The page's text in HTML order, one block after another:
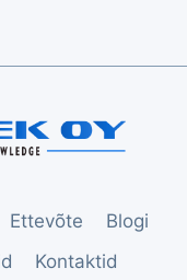
Ettevõte
Blogi
Kontaktid